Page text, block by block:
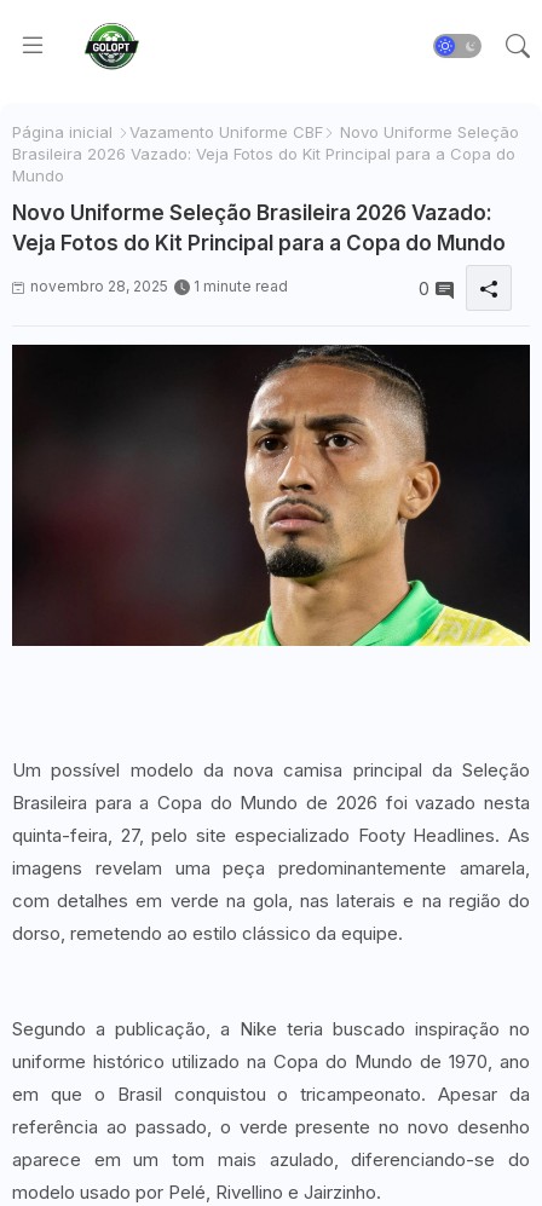
Página inicial Vazamento Uniforme CBF
Novo Uniforme Seleção
Brasileira 2026 Vazado: Veja Fotos do Kit Principal para a Copa do
Mundo
Novo Uniforme Seleção Brasileira 2026 Vazado:
Veja Fotos do Kit Principal para a Copa do Mundo
novembro 28, 2025 1 minute read 0
Um possível modelo da nova camisa principal da Seleção
Brasileira para a Copa do Mundo de 2026 foi vazado nesta
quinta-feira, 27, pelo site especializado Footy Headlines. As
imagens revelam uma peça predominantemente amarela,
com detalhes em verde na gola, nas laterais e na região do
dorso, remetendo ao estilo clássico da equipe.
Segundo a publicação, a Nike teria buscado inspiração no
uniforme histórico utilizado na Copa do Mundo de 1970, ano
em que o Brasil conquistou o tricampeonato. Apesar da
referência ao passado, o verde presente no novo desenho
aparece em um tom mais azulado, diferenciando-se do
modelo usado por Pelé, Rivellino e Jairzinho.